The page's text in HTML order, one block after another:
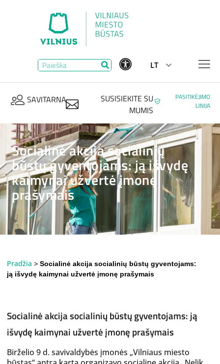
LT
SUSISIEKITE SU
MUMIS
PASITIKĖJIMO
LINIJA
SAVITARNA
Socialinė akcija socialinių
būstų gyventojams: ją išvydę
kaimynai užvertė įmonę
prašymais
Pradžia > Socialinė akcija socialinių būstų gyventojams:
ją išvydę kaimynai užvertė įmonę prašymais
Socialinė akcija socialinių būstų gyventojams: ją
išvydę kaimynai užvertė įmonę prašymais
Birželio 9 d. savivaldybės įmonės „Vilniaus miesto